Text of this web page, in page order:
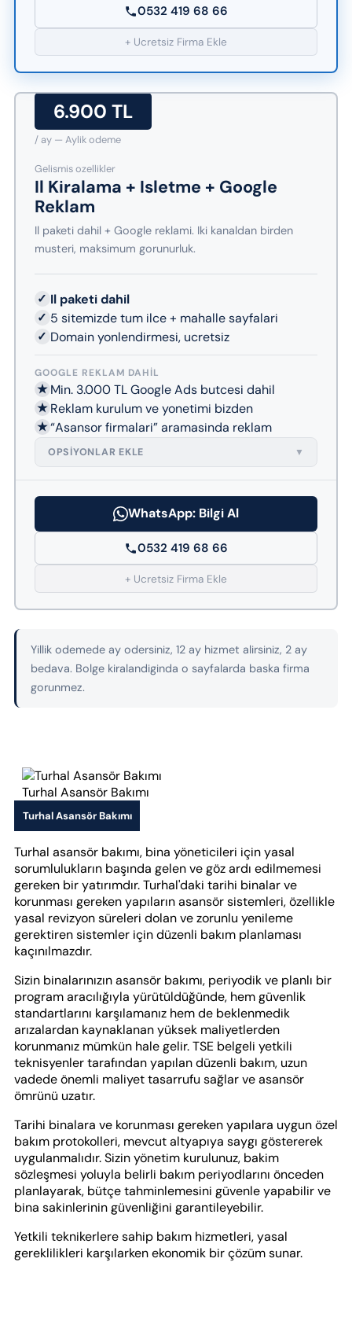
0532 419 68 66
+ Ucretsiz Firma Ekle
6.900 TL
/ ay — Aylik odeme
Gelismis ozellikler
Il Kiralama + Isletme + Google
Reklam
Il paketi dahil + Google reklami. Iki kanaldan birden
musteri, maksimum gorunurluk.
✓ Il paketi dahil
✓ 5 sitemizde tum ilce + mahalle sayfalari
✓ Domain yonlendirmesi, ucretsiz
GOOGLE REKLAM DAHIL
★ Min. 3.000 TL Google Ads butcesi dahil
★ Reklam kurulum ve yonetimi bizden
★“Asansor firmalari” aramasinda reklam
OPSIYONLAR EKLE ▼
WhatsApp: Bilgi Al
0532 419 68 66
+ Ucretsiz Firma Ekle
Yillik odemede ay odersiniz, 12 ay hizmet alirsiniz, 2 ay
bedava. Bolge kiralandiginda o sayfalarda baska firma
gorunmez.
Turhal Asansör Bakımı
Turhal asansör bakımı, bina yöneticileri için yasal
sorumlulukların başında gelen ve göz ardı edilmemesi
gereken bir yatırımdır. Turhal'daki tarihi binalar ve
korunması gereken yapıların asansör sistemleri, özellikle
yasal revizyon süreleri dolan ve zorunlu yenileme
gerektiren sistemler için düzenli bakım planlaması
kaçınılmazdır.
Sizin binalarınızın asansör bakımı, periyodik ve planlı bir
program aracılığıyla yürütüldüğünde, hem güvenlik
standartlarını karşılamanız hem de beklenmedik
arızalardan kaynaklanan yüksek maliyetlerden
korunmanız mümkün hale gelir. TSE belgeli yetkili
teknisyenler tarafından yapılan düzenli bakım, uzun
vadede önemli maliyet tasarrufu sağlar ve asansör
ömrünü uzatır.
Tarihi binalara ve korunması gereken yapılara uygun özel
bakım protokolleri, mevcut altyapıya saygı göstererek
uygulanmalıdır. Sizin yönetim kurulunuz, bakim
sözleşmesi yoluyla belirli bakım periyodlarını önceden
planlayarak, bütçe tahminlemesini güvenle yapabilir ve
bina sakinlerinin güvenliğini garantileyebilir.
Yetkili teknikerlere sahip bakım hizmetleri, yasal
gereklilikleri karşılarken ekonomik bir çözüm sunar.
Turhal Asansör Bakımı